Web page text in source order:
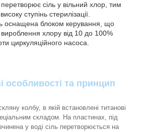
сіль у вільний хлор, тим
ступінь стерилізації.
оснащена блоком керування, що
хлору від 10 до 100%
циркуляційного насоса.
особливості та принцип
колбу, в якій встановлені титанові
складом. На пластинах, під
у воді сіль перетворюється на